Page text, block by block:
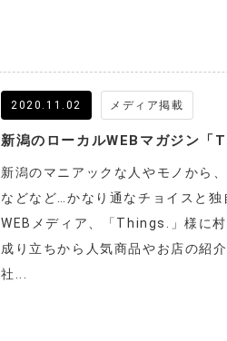
2020.11.02 メディア掲載
新潟のローカルWEBマガジン「
新潟のマニアックな人やモノから
などなど…かなり通なチョイスと
WEBメディア、「Things.」様に
成り立ちから人気商品やお店の紹
社...